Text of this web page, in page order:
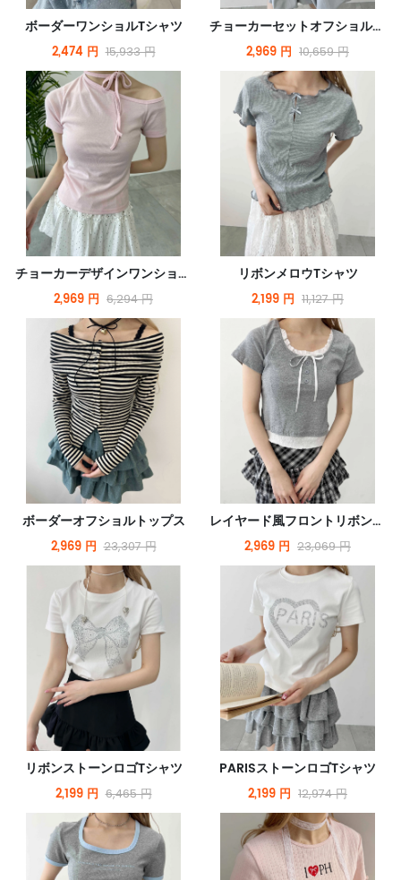
ボーダーワンショルTシャツ
2,474 円 15,933 円
チョーカーセットオフショルTシャツ
2,969 円 10,659 円
チョーカーデザインワンショルピチT
2,969 円 6,294 円
リボンメロウTシャツ
2,199 円 11,127 円
ボーダーオフショルトップス
2,969 円 23,307 円
レイヤード風フロントリボンTシャツ
2,969 円 23,069 円
リボンストーンロゴTシャツ
2,199 円 6,465 円
PARISストーンロゴTシャツ
2,199 円 12,974 円